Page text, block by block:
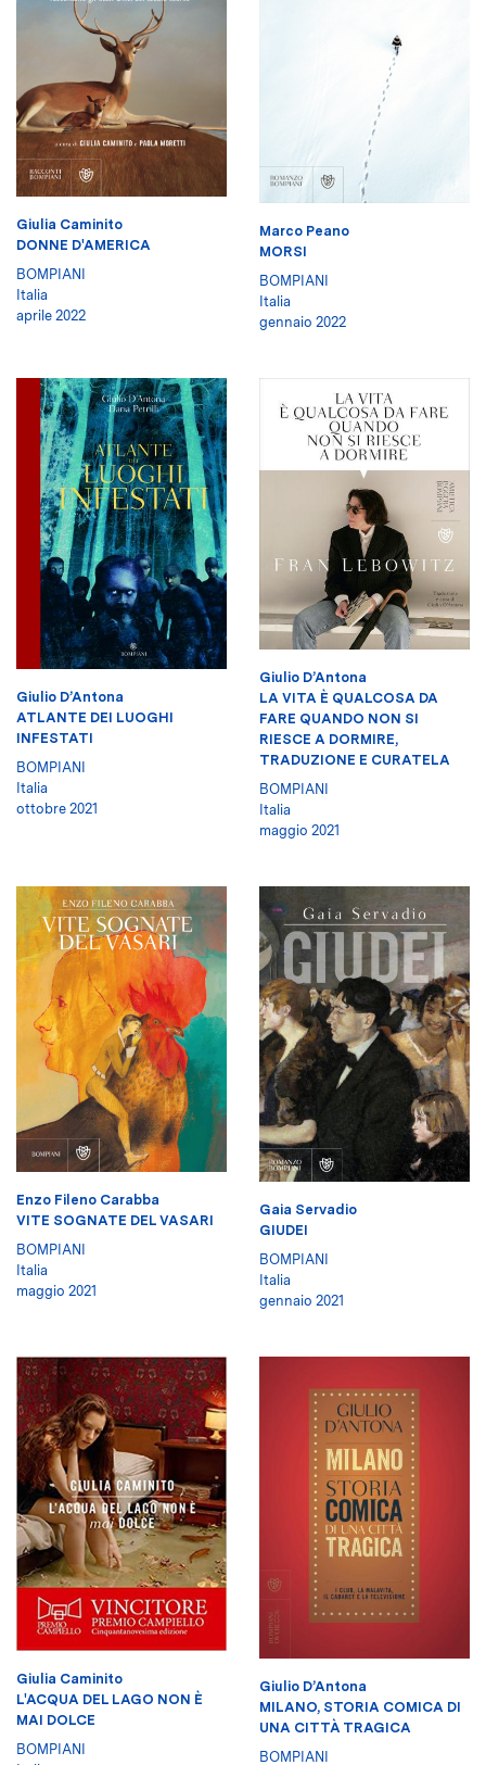
Giulia Caminito
DONNE D'AMERICA
BOMPIANI
Italia
aprile 2022
Marco Peano
MORSI
BOMPIANI
Italia
gennaio 2022
Giulio D’Antona
ATLANTE DEI LUOGHI
INFESTATI
BOMPIANI
Italia
ottobre 2021
Giulio D’Antona
LA VITA È QUALCOSA DA
FARE QUANDO NON SI
RIESCE A DORMIRE,
TRADUZIONE E CURATELA
BOMPIANI
Italia
maggio 2021
Enzo Fileno Carabba
VITE SOGNATE DEL VASARI
BOMPIANI
Italia
maggio 2021
Gaia Servadio
GIUDEI
BOMPIANI
Italia
gennaio 2021
Giulia Caminito
L'ACQUA DEL LAGO NON È
MAI DOLCE
BOMPIANI
Giulio D’Antona
MILANO, STORIA COMICA DI
UNA CITTÀ TRAGICA
BOMPIANI